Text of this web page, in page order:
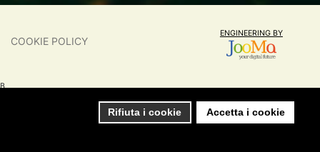
Rifiuta i cookie
Accetta i cookie
COOKIE POLICY
ENGINEERING BY